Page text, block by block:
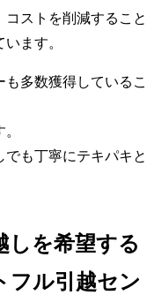
ストを削減すること
ます。
多数獲得しているこ
も丁寧にテキパキと
しを希望する
フル引越セン